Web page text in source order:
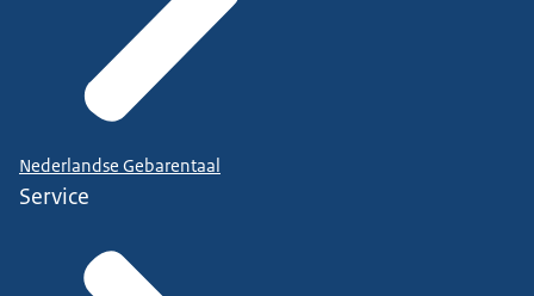
Nederlandse Gebarentaal
Service